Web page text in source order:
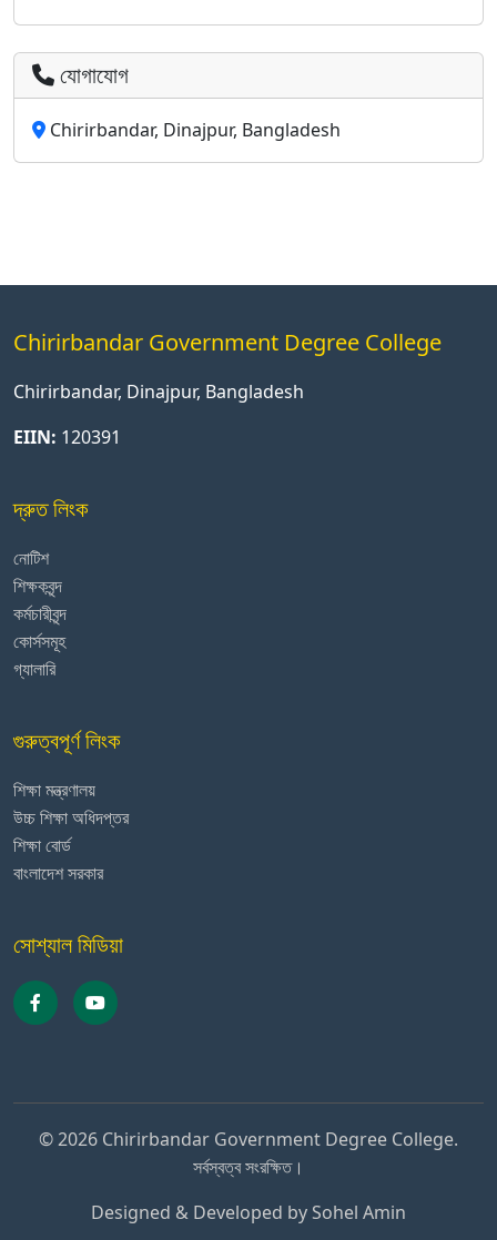
যোগাযোগ
Chirirbandar, Dinajpur, Bangladesh
Chirirbandar Government Degree College
Chirirbandar, Dinajpur, Bangladesh
EIIN: 120391
দ্রুত লিংক
নোটিশ
শিক্ষকবৃন্দ
কর্মচারীবৃন্দ
কোর্সসমূহ
গ্যালারি
গুরুত্বপূর্ণ লিংক
শিক্ষা মন্ত্রণালয়
উচ্চ শিক্ষা অধিদপ্তর
শিক্ষা বোর্ড
বাংলাদেশ সরকার
সোশ্যাল মিডিয়া
© 2026 Chirirbandar Government Degree College.
সর্বস্বত্ব সংরক্ষিত।
Designed & Developed bySohel Amin